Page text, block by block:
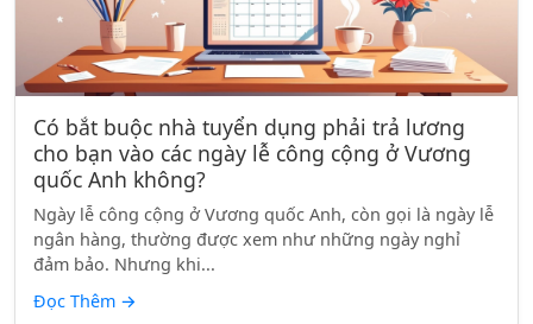
Có bắt buộc nhà tuyển dụng phải trả lương
cho bạn vào các ngày lễ công cộng ở Vương
quốc Anh không?
Ngày lễ công cộng ở Vương quốc Anh, còn gọi là ngày lễ
ngân hàng, thường được xem như những ngày nghỉ
đảm bảo. Nhưng khi...
Đọc Thêm →